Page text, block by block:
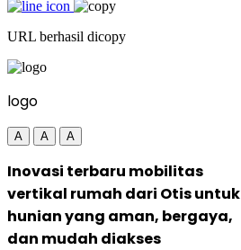
URL berhasil dicopy
logo
A A A
Inovasi terbaru mobilitas
vertikal rumah dari Otis untuk
hunian yang aman, bergaya,
dan mudah diakses